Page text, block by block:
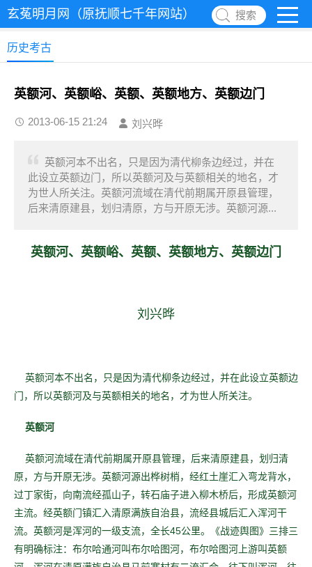
玄菟明月网（原抚顺七千年网站） 搜索
历史考古
英额河、英额峪、英额、英额地方、英额边门
2013-06-15 21:24 刘兴晔
英额河本不出名，只是因为清代柳条边经过，并在
此设立英额边门，所以英额河及与英额相关的地名，才
为世人所关注。英额河流域在清代前期属开原县管理，
后来清原建县，划归清原，方与开原无涉。英额河源...
英额河、英额峪、英额、英额地方、英额边门
刘兴晔
英额河本不出名，只是因为清代柳条边经过，并在此设立英额边
门，所以英额河及与英额相关的地名，才为世人所关注。
英额河
英额河流域在清代前期属开原县管理，后来清原建县，划归清
原，方与开原无涉。英额河源出桦树梢，经红土崖汇入弯龙背水，
过丁家街，向南流经孤山子，转石庙子进入柳木桥后，形成英额河
主流。经英额门镇汇入清原满族自治县，流经县城后汇入浑河干
流。英额河是浑河的一级支流，全长45公里。
《战迹舆图》三排三
有明确标注：布尔哈通河叫布尔哈图河，布尔哈图河上游叫英额